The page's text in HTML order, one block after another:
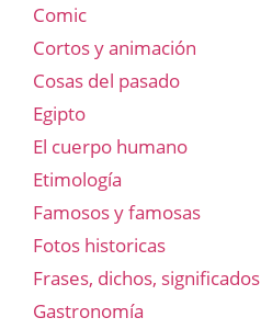
Comic
Cortos y animación
Cosas del pasado
Egipto
El cuerpo humano
Etimología
Famosos y famosas
Fotos historicas
Frases, dichos, significados
Gastronomía